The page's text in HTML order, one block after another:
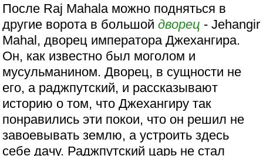
После Raj Mahala можно подняться в
другие ворота в большойдворец - Jehangir
Mahal, дворец императора Джехангира.
Он, как известно был моголом и
мусульманином. Дворец, в сущности не
его, а раджпутский, и рассказывают
историю о том, что Джехангиру так
понравились эти покои, что он решил не
завоевывать землю, а устроить здесь
себе дачу. Раджпутский царь не стал